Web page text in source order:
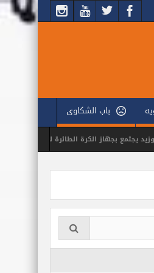
باب الشكاوى
الكرة الطائرة لوضع ملامح الموسم الجديد